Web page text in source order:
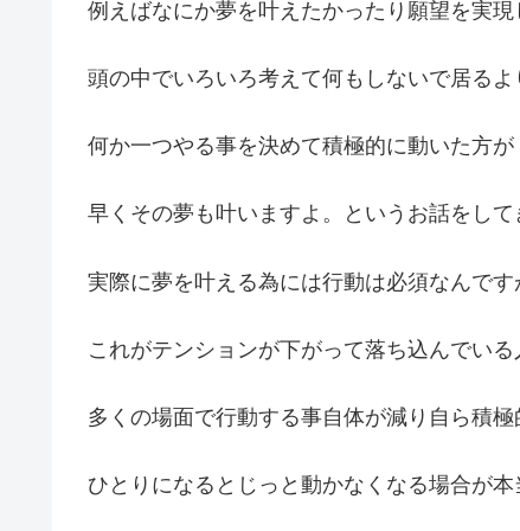
例えばなにか夢を叶えたかったり願望を実現
頭の中でいろいろ考えて何もしないで居るよ
何か一つやる事を決めて積極的に動いた方が
早くその夢も叶いますよ。というお話をして
実際に夢を叶える為には行動は必須なんです
これがテンションが下がって落ち込んでいる
多くの場面で行動する事自体が減り自ら積極
ひとりになるとじっと動かなくなる場合が本